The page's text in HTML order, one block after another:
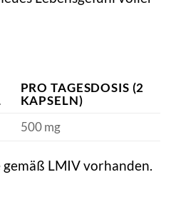
PRO TAGESDOSIS (2
KAPSELN)
500 mg
LMIV vorhanden.